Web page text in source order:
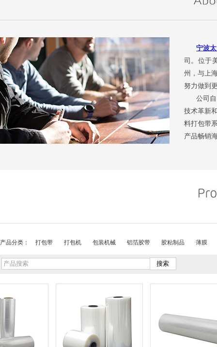
宁波
司。位于
州，与上
努力做到
公司自
技术革新
料打包带
产品畅销
产品分类： 打包带 打包机 包装机械 铝箔胶带 胶粘制品 薄膜